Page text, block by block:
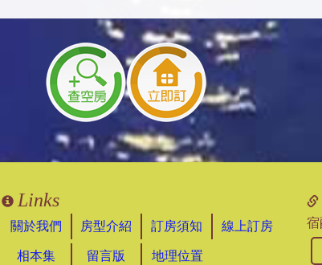
Links
關於我們 房型介紹 訂房須知 線上訂房
相本集 留言版 地理位置
宿